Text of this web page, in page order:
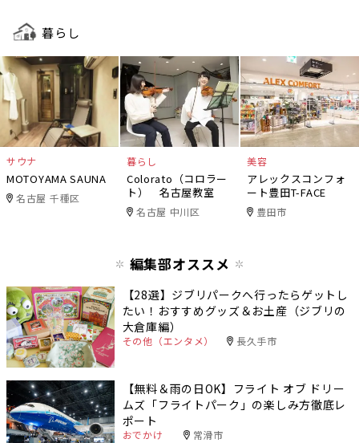
暮らし
サウナ
MOTOYAMA SAUNA
名古屋 千種区
暮らし
Colorato（コロラー
ト） 名古屋教室
名古屋 中川区
美容
アレックスコンフォ
ート豊田T-FACE
豊田市
編集部オススメ
【28選】ジブリパークへ行ったらゲットし
たい！おすすめグッズ＆お土産（ジブリの
大倉庫編）
その他（エンタメ） 長久手市
【無料＆雨の日OK】フライト オブ ドリー
ムズ「フライトパーク」の楽しみ方徹底レ
ポート
おでかけ 常滑市